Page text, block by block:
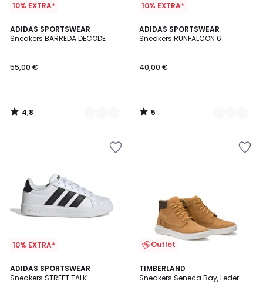
10% EXTRA*
ADIDAS SPORTSWEAR
Sneakers BARREDA DECODE
55,00 €
4,8
/ 5
2
Farben
4,8
/
10% EXTRA*
ADIDAS SPORTSWEAR
Sneakers RUNFALCON 6
40,00 €
5
/
2
Farben
5
/
10% EXTRA*
ADIDAS SPORTSWEAR
Sneakers STREET TALK
4,7
/ 5
Outlet
TIMBERLAND
Sneakers Seneca Bay, Leder